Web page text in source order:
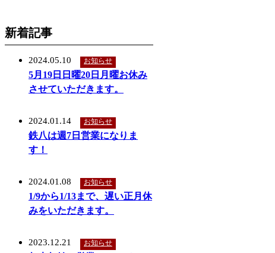
新着記事
2024.05.10 お知らせ
5月19日日曜20日月曜お休み
させていただきます。
2024.01.14 お知らせ
鉄八は週7日営業になりま
す！
2024.01.08 お知らせ
1/9から1/13まで、遅い正月休
みをいただきます。
2023.12.21 お知らせ